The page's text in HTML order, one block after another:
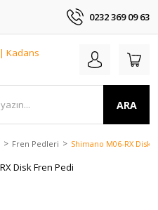
0232 369 09 63
ARA
Fren Pedleri Shimano M06-RX Disk